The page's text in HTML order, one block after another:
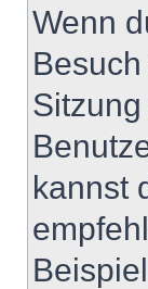
Wenn
kannst